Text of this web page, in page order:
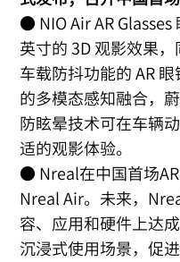
● NIO Air AR
英寸的 3D 观影效果
车载防抖功能的 AR
的多模态感知融合，
防眩晕技术可在车辆
适的观影体验。
● Nreal在中国首场
Nreal Air。未来，
容、应用和硬件上达
沉浸式使用场景，促